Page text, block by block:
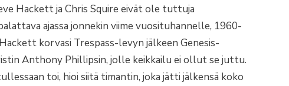
Hackett ja Chris Squire eivät ole tuttuja
ajassa jonnekin viime vuosituhannelle, 1960-
korvasi Trespass-levyn jälkeen Genesis-
Anthony Phillipsin, jolle keikkailu ei ollut se juttu.
toi, hioi siitä timantin, joka jätti jälkensä koko